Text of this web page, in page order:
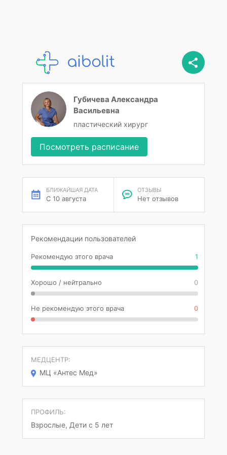
Губичева Александра
Васильевна
пластический хирург
Посмотреть расписание
БЛИЖАЙШАЯ ДАТА
С 10 августа
ОТЗЫВЫ
Нет отзывов
Рекомендации пользователей
Рекомендую этого врача 1
Хорошо / нейтрально 0
Не рекомендую этого врача 0
МЕДЦЕНТР:
МЦ «Антес Мед»
ПРОФИЛЬ:
Взрослые, Дети с 5 лет